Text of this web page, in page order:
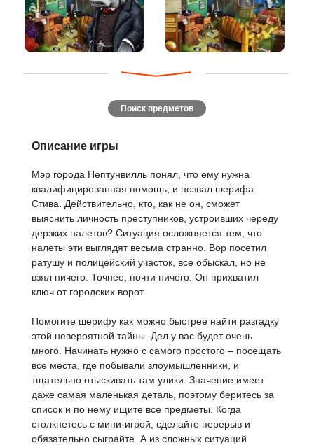
Поиск предметов
Описание игры
Мэр города Нептунвилль понял, что ему нужна
квалифицированная помощь, и позвал шерифа
Стива. Действительно, кто, как не он, сможет
выяснить личность преступников, устроивших череду
дерзких налетов? Ситуация осложняется тем, что
налеты эти выглядят весьма странно. Вор посетил
ратушу и полицейский участок, все обыскал, но не
взял ничего. Точнее, почти ничего. Он прихватил
ключ от городских ворот.
Помогите шерифу как можно быстрее найти разгадку
этой невероятной тайны. Дел у вас будет очень
много. Начинать нужно с самого простого – посещать
все места, где побывали злоумышленники, и
тщательно отыскивать там улики. Значение имеет
даже самая маленькая деталь, поэтому беритесь за
список и по нему ищите все предметы. Когда
столкнетесь с мини-игрой, сделайте перерыв и
обязательно сыграйте. А из сложных ситуаций